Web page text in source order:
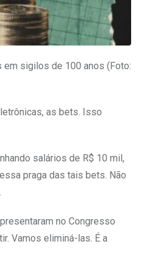
em sigilos de 100 anos (Foto:
as bets. Isso
salários de R$ 10 mil,
praga das tais bets. Não
no Congresso
Vamos eliminá-las. É a